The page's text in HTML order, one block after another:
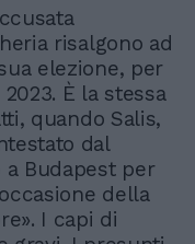
risalgono ad
elezione, per
2023. È la stessa
quando Salis,
dal
Budapest per
della
I capi di